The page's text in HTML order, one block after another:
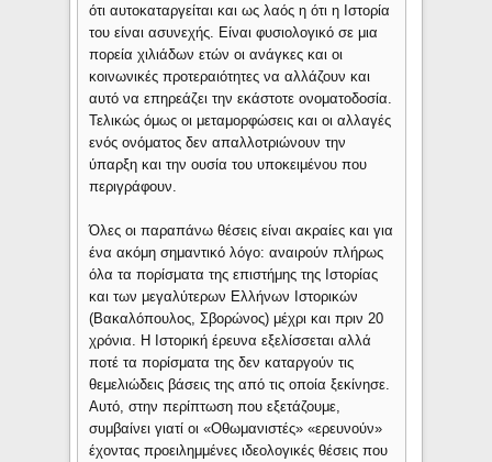
ότι αυτοκαταργείται και ως λαός η ότι η Ιστορία
του είναι ασυνεχής. Είναι φυσιολογικό σε μια
πορεία χιλιάδων ετών οι ανάγκες και οι
κοινωνικές προτεραιότητες να αλλάζουν και
αυτό να επηρεάζει την εκάστοτε ονοματοδοσία.
Τελικώς όμως οι μεταμορφώσεις και οι αλλαγές
ενός ονόματος δεν απαλλοτριώνουν την
ύπαρξη και την ουσία του υποκειμένου που
περιγράφουν.
Όλες οι παραπάνω θέσεις είναι ακραίες και για
ένα ακόμη σημαντικό λόγο: αναιρούν πλήρως
όλα τα πορίσματα της επιστήμης της Ιστορίας
και των μεγαλύτερων Ελλήνων Ιστορικών
(Βακαλόπουλος, Σβορώνος) μέχρι και πριν 20
χρόνια. Η Ιστορική έρευνα εξελίσσεται αλλά
ποτέ τα πορίσματα της δεν καταργούν τις
θεμελιώδεις βάσεις της από τις οποία ξεκίνησε.
Αυτό, στην περίπτωση που εξετάζουμε,
συμβαίνει γιατί οι «Οθωμανιστές» «ερευνούν»
έχοντας προειλημμένες ιδεολογικές θέσεις που